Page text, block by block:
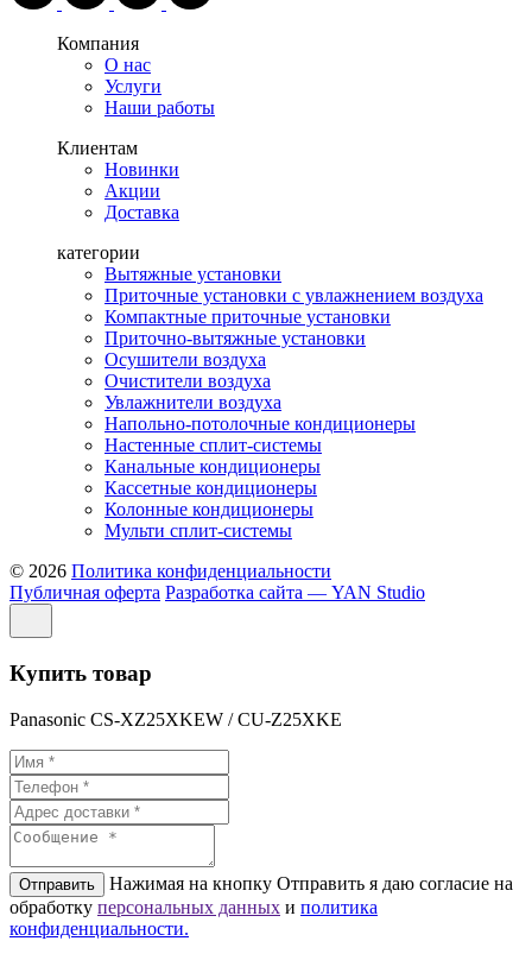
Компания
О нас
Услуги
Наши работы
Клиентам
Новинки
Акции
Доставка
категории
Вытяжные установки
Приточные установки с увлажнением воздуха
Компактные приточные установки
Приточно-вытяжные установки
Осушители воздуха
Очистители воздуха
Увлажнители воздуха
Напольно-потолочные кондиционеры
Настенные сплит-системы
Канальные кондиционеры
Кассетные кондиционеры
Колонные кондиционеры
Мульти сплит-системы
© 2026 Политика конфиденциальности
Публичная оферта Разработка сайта — YAN Studio
Купить товар
Panasonic CS-XZ25XKEW / CU-Z25XKE
Отправить
Нажимая на кнопку Отправить я даю согласие на
обработку персональных данных и политикa
конфиденциальности.